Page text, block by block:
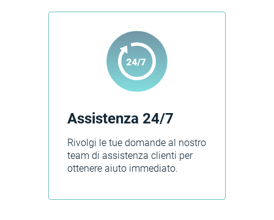
Assistenza 24/7
Rivolgi le tue domande al nostro
team di assistenza clienti per
ottenere aiuto immediato.